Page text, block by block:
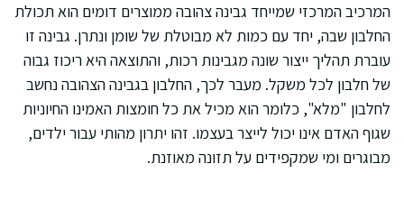
המרכיב המרכזי שמייחד גבינה צהובה ממוצרים דומים הוא תכולת
החלבון שבה, יחד עם כמות לא מבוטלת של שומן ונתרן. גבינה זו
עוברת תהליך ייצור שונה מגבינות רכות, והתוצאה היא ריכוז גבוה
של חלבון לכל משקל. מעבר לכך, החלבון בגבינה הצהובה נחשב
לחלבון "מלא", כלומר הוא מכיל את כל חומצות האמינו החיוניות
שגוף האדם אינו יכול לייצר בעצמו. זהו יתרון מהותי עבור ילדים,
מבוגרים ומי שמקפידים על תזונה מאוזנת.